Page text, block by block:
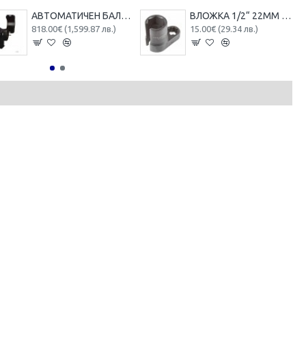
АВТОМАТИЧЕН БАЛАНСЬОР НА ГУМИ ROCKFORCE RF-U-500
818.00€ (1,599.87 лв.)
ВЛОЖКА 1/2“ 22ММ ЗА ЛАМБДА СОНДА ROCKFORCE , RF-9G1404
15.00€ (29.34 лв.)